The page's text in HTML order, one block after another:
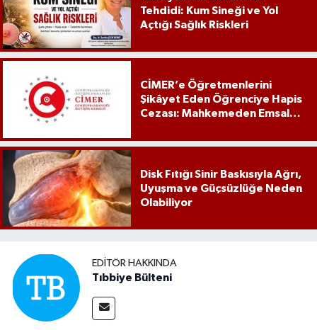
Tehdidi: Kum Sineği ve Yol
Açtığı Sağlık Riskleri
CİMER’e Öğretmenlerini
Şikâyet Eden Öğrenciye Hapis
Cezası: Mahkemeden Emsal
Disk Fıtığı Sinir Baskısıyla Ağrı,
Uyuşma ve Güçsüzlüğe Neden
Olabiliyor
EDITÖR HAKKINDA
Tıbbiye Bülteni